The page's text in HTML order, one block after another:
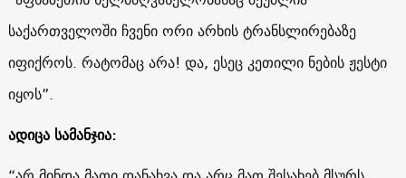
საქართველოში ჩვენი ორი არხის ტრანსლირებაზე
იფიქროს. რატომაც არა! და, ესეც კეთილი ნების ჟესტი
იყოს”.
ადიცა სამანჯია: